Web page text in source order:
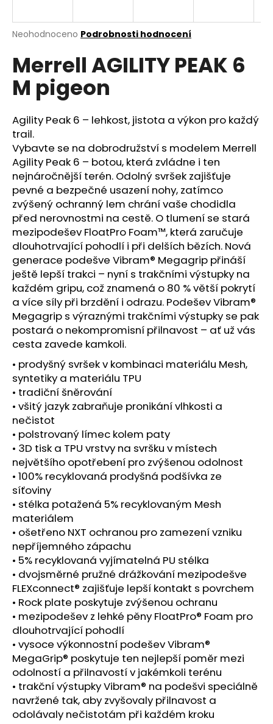
Průměrné
produktu
je
0,0
hvězdiček.
Neohodnoceno Podrobnosti hodnocení
Merrell AGILITY PEAK 6
M pigeon
Agility Peak 6 – lehkost, jistota a výkon pro každý
trail.
Vybavte se na dobrodružství s modelem Merrell
Agility Peak 6 – botou, která zvládne i ten
nejnáročnější terén. Odolný svršek zajišťuje
pevné a bezpečné usazení nohy, zatímco
zvýšený ochranný lem chrání vaše chodidla
před nerovnostmi na cestě. O tlumení se stará
mezipodešev FloatPro Foam™, která zaručuje
dlouhotrvající pohodlí i při delších bězích. Nová
generace podešve Vibram® Megagrip přináší
ještě lepší trakci – nyní s trakčními výstupky na
každém gripu, což znamená o 80 % větší pokrytí
a více síly při brzdění i odrazu. Podešev Vibram®
Megagrip s výraznými trakčními výstupky se pak
postará o nekompromisní přilnavost – ať už vás
cesta zavede kamkoli.
• prodyšný svršek v kombinaci materiálu Mesh,
syntetiky a materiálu TPU
• tradiční šněrování
• všitý jazyk zabraňuje pronikání vlhkosti a
nečistot
• polstrovaný límec kolem paty
• 3D tisk a TPU vrstvy na svršku v místech
největšího opotřebení pro zvýšenou odolnost
• 100% recyklovaná prodyšná podšívka ze
síťoviny
• stélka potažená 5% recyklovaným Mesh
materiálem
• ošetřeno NXT ochranou pro zamezení vzniku
nepříjemného zápachu
• 5% recyklovaná vyjímatelná PU stélka
• dvojsměrné pružné drážkování mezipodešve
FLEXconnect® zajišťuje lepší kontakt s povrchem
• Rock plate poskytuje zvýšenou ochranu
• mezipodešev z lehké pěny FloatPro® Foam pro
dlouhotrvající pohodlí
• vysoce výkonnostní podešev Vibram®
MegaGrip® poskytuje ten nejlepší poměr mezi
odolností a přilnavostí v jakémkoli terénu
• trakční výstupky Vibram® na podešvi speciálně
navržené tak, aby zvyšovaly přilnavost a
odolávaly nečistotám při každém kroku
j
t
?
D
o
p
o
r
u
č
u
j
e
m
e
BOTY
CRAFT
XPLOR
PRO
MATRYX
ŠEDÁ
4
399
Kč